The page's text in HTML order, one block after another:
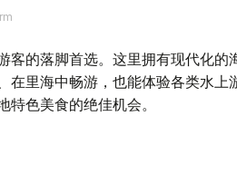
客的落脚首选。这里拥有现代化
在里海中畅游，也能体验各类水
特色美食的绝佳机会。